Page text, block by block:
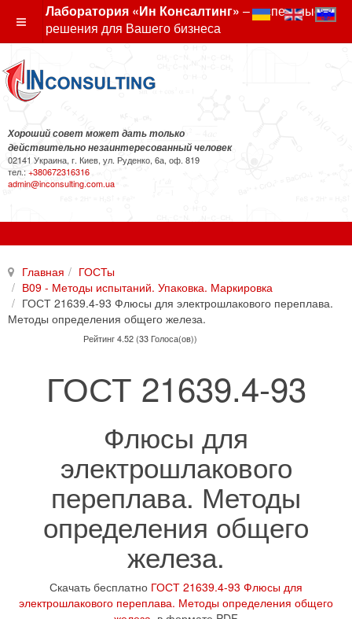
Лаборатория «Ин Консалтинг» – экспертные
решения для Вашего бизнеса
Хороший совет может дать только
действительно незаинтересованный человек
02141 Украина, г. Киев, ул. Руденко, 6а, оф. 819
тел.: +380672316316
admin@inconsulting.com.ua
Главная
ГОСТы
В09 - Методы испытаний. Упаковка. Маркировка
ГОСТ 21639.4-93 Флюсы для электрошлакового переплава.
Методы определения общего железа.
Рейтинг 4.52 (33 Голоса(ов))
ГОСТ 21639.4-93
Флюсы для
электрошлакового
переплава. Методы
определения общего
железа.
Скачать бесплатно ГОСТ 21639.4-93 Флюсы для
электрошлакового переплава. Методы определения общего